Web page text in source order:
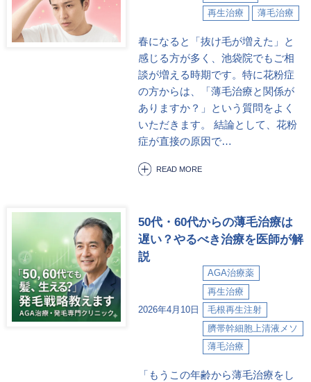
再生治療 薄毛治療
春になると「抜け毛が増えた」と
感じる方が多く、池袋院でもご相
談が増える時期です。特に花粉症
の方からは、「薄毛治療と関係が
ありますか？」という質問をよく
いただきます。 結論として、花粉
症が直接の原因で…
READ MORE
2026年4月10日
AGA治療薬
再生治療
毛根再生注射
臍帯幹細胞上清液メソ
薄毛治療
50代・60代からの薄毛治療は
遅い？やるべき治療を医師が解
説
「もうこの年齢から薄毛治療をし